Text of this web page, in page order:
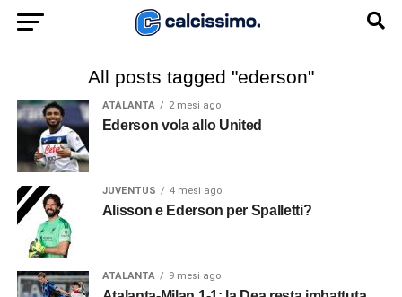
All posts tagged "ederson"
ATALANTA 2 mesi ago
Ederson vola allo United
JUVENTUS 4 mesi ago
Alisson e Ederson per Spalletti?
ATALANTA 9 mesi ago